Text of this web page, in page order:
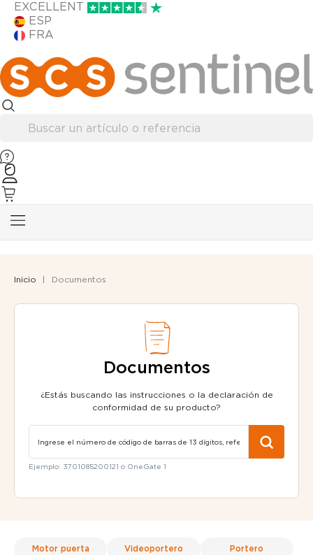
EXCELLENT
ESP
FRA
Inicio Documentos
Documentos
¿Estás buscando las instrucciones o la declaración de
conformidad de su producto?
Ejemplo: 3701085200121 o OneGate 1
Motor puerta Videoportero Portero